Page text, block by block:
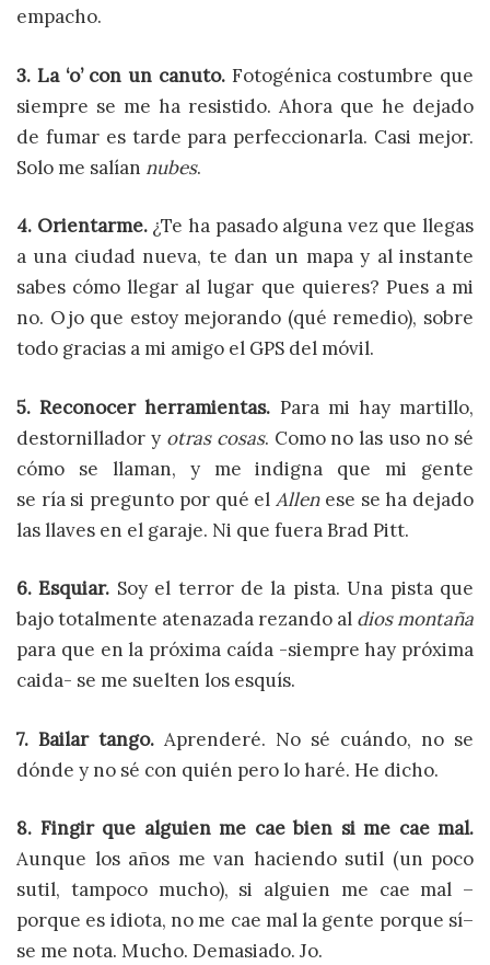
empacho.
3. La ‘o’ con un canuto.Fotogénica costumbre que
siempre se me ha resistido. Ahora que he dejado
de fumar es tarde para perfeccionarla. Casi mejor.
Solo me salían nubes.
4. Orientarme.¿Te ha pasado alguna vez que llegas
a una ciudad nueva, te dan un mapa y al instante
sabes cómo llegar al lugar que quieres? Pues a mi
no. Ojo que estoy mejorando (qué remedio), sobre
todo gracias a mi amigo el GPS del móvil.
5. Reconocer herramientas. Para mi hay martillo,
destornillador y otras cosas. Como no las uso no sé
cómo se llaman, y me indigna que mi gente
se ría si pregunto por qué elAllenese se ha dejado
las llaves en el garaje. Ni que fuera Brad Pitt.
6. Esquiar. Soy el terror de la pista. Una pista que
bajo totalmente atenazada rezando al dios montaña
para que en la próxima caída -siempre hay próxima
caida- se me suelten los esquís.
7. Bailar tango. Aprenderé. No sé cuándo, no se
dónde y no sé con quién pero lo haré. He dicho.
8. Fingir que alguien me cae bien si me cae mal.
Aunque los años me van haciendo sutil (un poco
sutil, tampoco mucho), si alguien me cae mal –
porque es idiota, no me cae mal la gente porque sí–
se me nota. Mucho. Demasiado. Jo.